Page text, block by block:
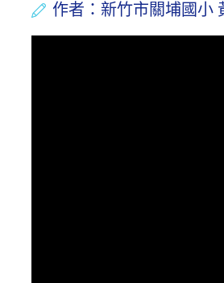
作者：新竹市關埔國小